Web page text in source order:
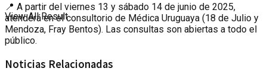
View All Result
📍 A partir del viernes 13 y sábado 14 de junio de 2025,
atenderá en el consultorio de Médica Uruguaya (18 de Julio y
Mendoza, Fray Bentos). Las consultas son abiertas a todo el
público.
Noticias Relacionadas